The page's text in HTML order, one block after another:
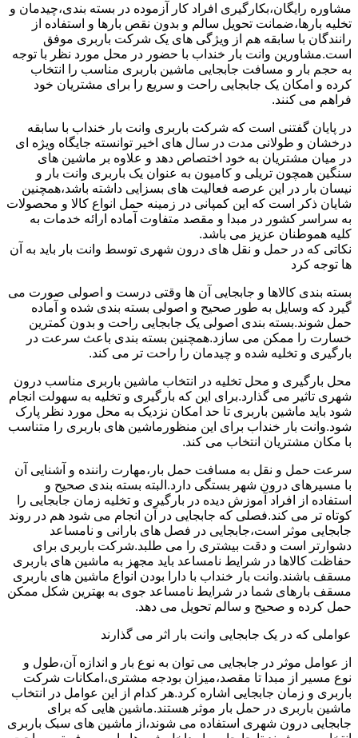
مشاوره رایگان،بکارگیری افراد کار آزموده در بسته بندی،چیدمان و
تخلیه بارها،ضمانت تحویل سالم و بدون نقص بارها و استفاده از
رانندگان با سابقه هم از ویژگی های یک شرکت باربری موفق
است.مشاورین وانت بار خنداب با حضور در محل مورد نظر با توجه
به حجم بار و مسافت جابجایی ماشین باربری مناسب را انتخاب
کرده و امکان یک جابجایی راحت و سریع را برای مشتریان خود
فراهم می کنند.
در پایان گفتنی است که شرکت باربری وانت بار خنداب با سابقه
درخشان و طولانی مدت در سال های اخیر توانسته جایگاه ویژه ای
در میان مشتریان به خود اختصاص دهد و علاوه بر ماشین های
سنگین همچون تریلی و کامیون به عنوان یک باربری وانت بار و
نیسان بار در این عرصه فعالیت های بسزایی داشته باشد،همچنین
شایان ذکر است که این کمپانی در زمینه حمل انواع کالا و محصولات
به سراسر کشور در مبدا و مقصد متفاوت آماده ارائه خدمات به
کلیه هموطنان عزیز می باشد.
نکاتی که در حمل و نقل های درون شهری توسط وانت بار باید به آن
ها توجه کرد
بسته بندی کالاها و جابجایی آن ها وقتی درست و اصولی صورت می
گیرد که وسایل به طور صحیح و اصولی بسته بندی شده و آماده
حمل شوند.بسته بندی اصولی یک جابجایی راحت و بدون کمترین
خسارت را ممکن می سازد.همچنین بسته بندی باعث سرعت در
بارگیری و تخلیه شده و چیدمان را راحت تر می کند.
محل بارگیری و محل تخلیه در انتخاب ماشین باربری مناسب درون
شهری تاثیر می گذارد.برای این که بارگیری و تخلیه به سهولت انجام
شود باید ماشین باربری تا حد امکان نزدیک به محل مورد نظر پارک
شود.وانت بار خنداب برای این منظورماشین های باربری را متناسب
با مکان مشتریان انتخاب می کند.
سرعت حمل و نقل به مسافت حمل بار،مهارت راننده و آشنایی آن
با مسیرهای درون شهر بستگی دارد.البته بسته بندی صحیح و
استفاده از افراد آموزش دیده در بارگیری و تخلیه زمان جابجایی را
کوتاه تر می کند.فصلی که جابجایی در آن انجام می شود هم در روند
جابجایی موثر است،جابجایی در فصل های بارانی و نامساعد
دشوارتر است و دقت بیشتری را می طلبد.شرکت باربری برای
حفاظت کالاها در شرایط نامساعد باید مجهز به ماشین های باربری
مسقف باشند.وانت بار خنداب با دارا بودن انواع ماشین های باربری
مسقف بارهای شما در شرایط نامساعد جوی به بهترین شکل ممکن
حمل کرده و صحیح و سالم تحویل می دهد.
عواملی که در یک جابجایی وانت بار اثر می گذارند
از عوامل موثر در جابجایی می توان به نوع بار و اندازه آن،طول و
نوع مسیر از مبدا تا مقصد،میزان بودجه مشتری،امکانات شرکت
باربری و زمان جابجایی اشاره کرد.هر کدام از این عوامل در انتخاب
ماشین باربری در حمل بار موثر هستند.ماشین هایی که برای
جابجایی درون شهری استفاده می شوند،از ماشین های سبک باربری